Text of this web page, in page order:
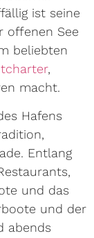
ist seine
offenen See
beliebten
,
macht.
Hafens
Entlang
und das
und der
abends